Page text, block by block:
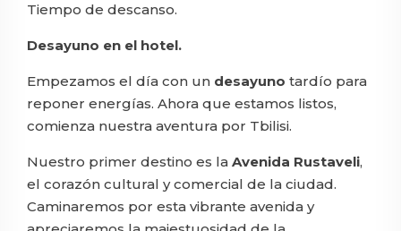
Tiempo de descanso.
Desayuno en el hotel.
Empezamos el día con un desayuno tardío para
reponer energías. Ahora que estamos listos,
comienza nuestra aventura por Tbilisi.
Nuestro primer destino es la Avenida Rustaveli,
el corazón cultural y comercial de la ciudad.
Caminaremos por esta vibrante avenida y